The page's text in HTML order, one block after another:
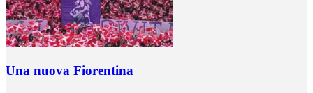
Una nuova Fiorentina